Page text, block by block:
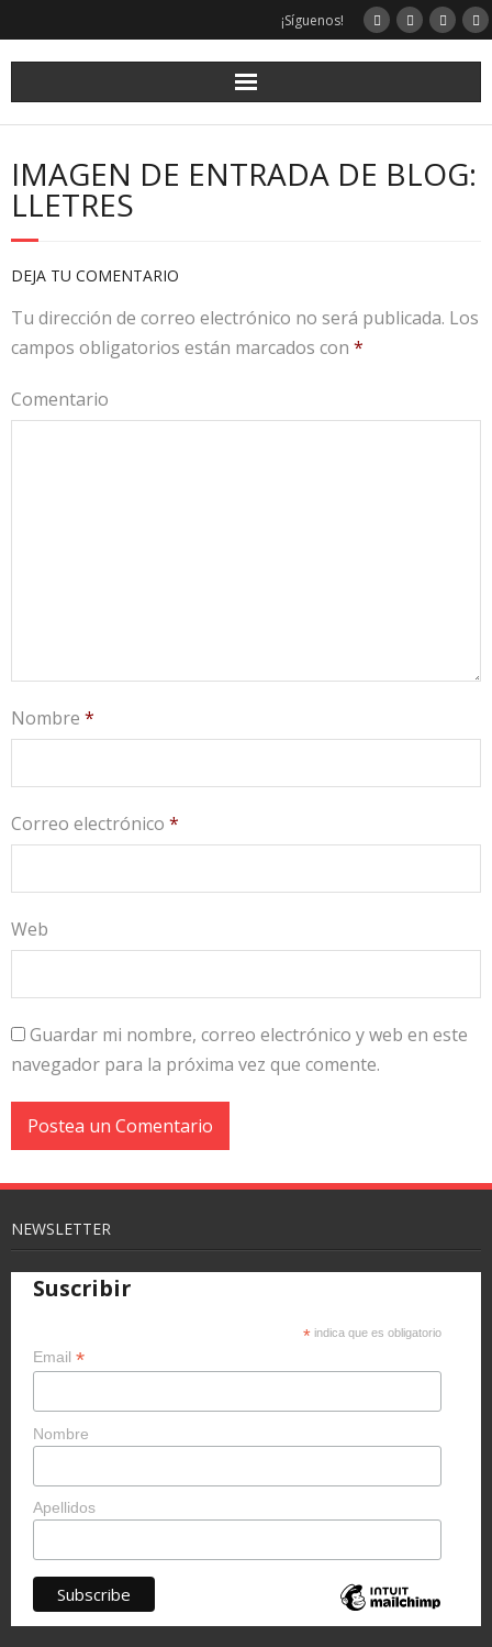
¡Síguenos!
IMAGEN DE ENTRADA DE BLOG:
LLETRES
DEJA TU COMENTARIO
Tu dirección de correo electrónico no será publicada. Los
campos obligatorios están marcados con *
Comentario
Nombre *
Correo electrónico *
Web
Guardar mi nombre, correo electrónico y web en este
navegador para la próxima vez que comente.
NEWSLETTER
Suscribir
* indica que es obligatorio
Email *
Nombre
Apellidos